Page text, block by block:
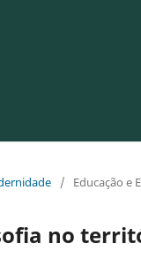
/ Educação e
no